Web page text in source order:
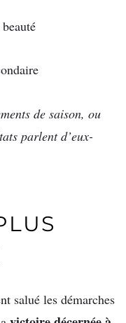
de saison, ou
parlent d’eux-
salué les démarches